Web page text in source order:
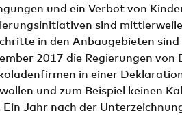
und ein Verbot von
sind
in den Anbaugebieten sind
2017 die Regierungen von
in einer
und zum Beispiel keinen
Ein Jahr nach der